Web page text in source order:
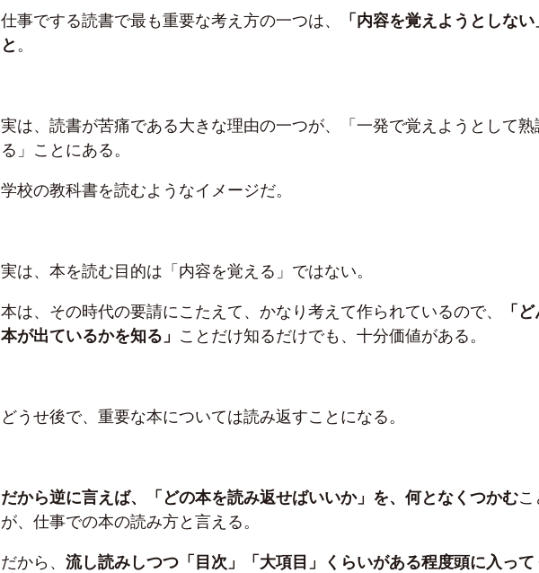
仕事でする読書で最も重要な考え方の一つは、
「内容を覚えようとしない
と 。
実は、読書が苦痛である大きな理由の一つが、「一発で覚えようとして熟
る」ことにある。
学校の教科書を読むようなイメージだ。
実は、本を読む目的は「内容を覚える」ではない。
本は、その時代の要請にこたえて、かなり考えて作られているので、
「
本が出ているかを知る」 ことだけ知るだけでも、十分価値がある。
どうせ後で、重要な本については読み返すことになる。
だから逆に言えば、「どの本を読み返せばいいか」を、何となくつかむこ
が、仕事での本の読み方と言える。
だから、 流し読みしつつ「目次」「大項目」くらいがある程度頭に入って